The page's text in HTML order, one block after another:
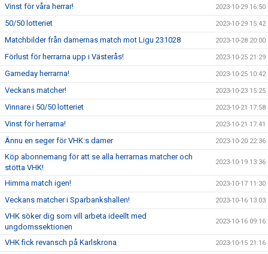
Vinst för våra herrar! 2023-10-29 16:50
50/50 lotteriet 2023-10-29 15:42
Matchbilder från damernas match mot Ligu 231028 2023-10-28 20:00
Förlust för herrarna upp i Västerås! 2023-10-25 21:29
Gameday herrarna! 2023-10-25 10:42
Veckans matcher! 2023-10-23 15:25
Vinnare i 50/50 lotteriet 2023-10-21 17:58
Vinst för herrarna! 2023-10-21 17:41
Ännu en seger för VHK:s damer 2023-10-20 22:36
Köp abonnemang för att se alla herrarnas matcher och
stötta VHK!
2023-10-19 13:36
Himma match igen! 2023-10-17 11:30
Veckans matcher i Sparbankshallen! 2023-10-16 13:03
VHK söker dig som vill arbeta ideellt med
ungdomssektionen
2023-10-16 09:16
VHK fick revansch på Karlskrona 2023-10-15 21:16